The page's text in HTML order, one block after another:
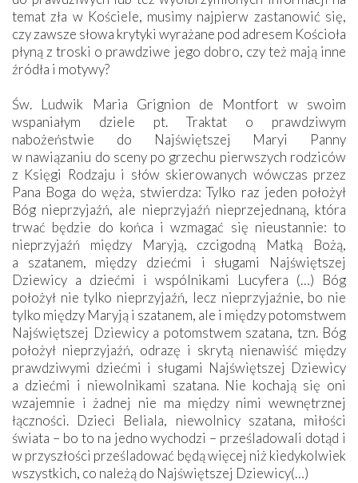
temat zła w Kościele, musimy najpierw zastanowić się,
czy zawsze słowa krytyki wyrażane pod adresem Kościoła
płyną z troski o prawdziwe jego dobro, czy też mają inne
źródła i motywy?
Św. Ludwik Maria Grignion de Montfort w swoim
wspaniałym dziele pt. Traktat o prawdziwym
nabożeństwie do Najświętszej Maryi Panny
w nawiązaniu do sceny po grzechu pierwszych rodziców
z Księgi Rodzaju i słów skierowanych wówczas przez
Pana Boga do węża, stwierdza: Tylko raz jeden położył
Bóg nieprzyjaźń, ale nieprzyjaźń nieprzejednaną, która
trwać będzie do końca i wzmagać się nieustannie: to
nieprzyjaźń między Maryją, czcigodną Matką Bożą,
a szatanem, między dziećmi i sługami Najświętszej
Dziewicy a dziećmi i wspólnikami Lucyfera (…) Bóg
położył nie tylko nieprzyjaźń, lecz nieprzyjaźnie, bo nie
tylko między Maryją i szatanem, ale i między potomstwem
Najświętszej Dziewicy a potomstwem szatana, tzn. Bóg
położył nieprzyjaźń, odrazę i skrytą nienawiść między
prawdziwymi dziećmi i sługami Najświętszej Dziewicy
a dziećmi i niewolnikami szatana. Nie kochają się oni
wzajemnie i żadnej nie ma między nimi wewnętrznej
łączności. Dzieci Beliala, niewolnicy szatana, miłości
świata – bo to na jedno wychodzi – prześladowali dotąd i
w przyszłości prześladować będą więcej niż kiedykolwiek
wszystkich, co należą do Najświętszej Dziewicy(…)